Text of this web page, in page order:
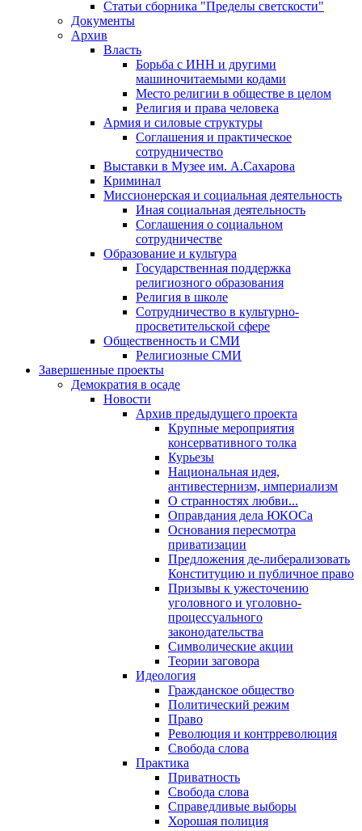
Статьи сборника "Пределы светскости"
Документы
Архив
Власть
Борьба с ИНН и другими
машиночитаемыми кодами
Место религии в обществе в целом
Религия и права человека
Армия и силовые структуры
Соглашения и практическое
сотрудничество
Выставки в Музее им. А.Сахарова
Криминал
Миссионерская и социальная деятельность
Иная социальная деятельность
Соглашения о социальном
сотрудничестве
Образование и культура
Государственная поддержка
религиозного образования
Религия в школе
Сотрудничество в культурно-
просветительской сфере
Общественность и СМИ
Религиозные СМИ
Завершенные проекты
Демократия в осаде
Новости
Архив предыдущего проекта
Крупные мероприятия
консервативного толка
Курьезы
Национальная идея,
антивестернизм, империализм
О странностях любви...
Оправдания дела ЮКОСа
Основания пересмотра
приватизации
Предложения де-либерализовать
Конституцию и публичное право
Призывы к ужесточению
уголовного и уголовно-
процессуального
законодательства
Символические акции
Теории заговора
Идеология
Гражданское общество
Политический режим
Право
Революция и контрреволюция
Свобода слова
Практика
Приватность
Свобода слова
Справедливые выборы
Хорошая полиция